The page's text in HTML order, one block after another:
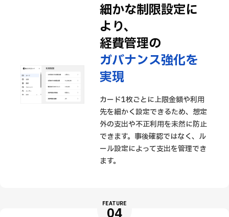
細かな制限設定に
より、
経費管理の
ガバナンス強化を
実現
カード1枚ごとに上限金額や利用
先を細かく設定できるため、想定
外の支出や不正利用を未然に防止
できます。事後確認ではなく、ル
ール設定によって支出を管理でき
ます。
FEATURE